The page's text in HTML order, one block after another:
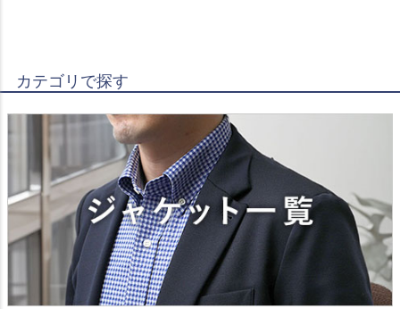
カテゴリで探す